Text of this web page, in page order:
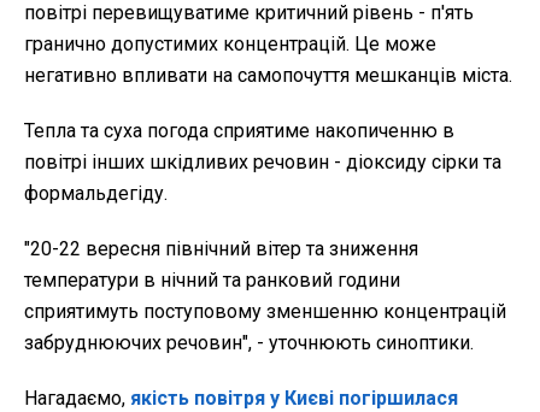
повітрі перевищуватиме критичний рівень - п'ять
гранично допустимих концентрацій. Це може
негативно впливати на самопочуття мешканців міста.
Тепла та суха погода сприятиме накопиченню в
повітрі інших шкідливих речовин - діоксиду сірки та
формальдегіду.
"20-22 вересня північний вітер та зниження
температури в нічний та ранковий години
сприятимуть поступовому зменшенню концентрацій
забруднюючих речовин", - уточнюють синоптики.
Нагадаємо, якість повітря у Києві погіршилася